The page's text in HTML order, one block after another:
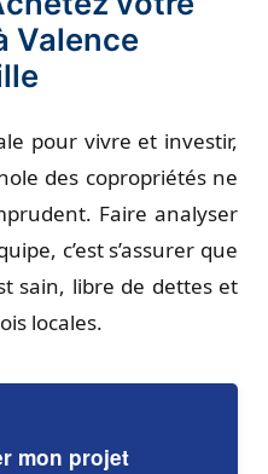
Valence
pour vivre et investir,
des copropriétés ne
Faire analyser
c’est s’assurer que
sain, libre de dettes et
locales.
mon projet